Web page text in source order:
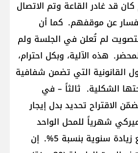
قد غادر القاعة وتم الاتصال
عن موقفهم. كما أن
لم تُعلن في الجلسة ولم
هذه الآلية، وبكل احترام،
القانونية التي تضمن شفافية
الشكلية. ثالثاً – في
الاقتراح تحديد بدل إيجار
دولار أميركي شهرياً للمحل الواحد
ولمدة 30 سنة، مع زيادة سنوية بنسبة 5%. إن